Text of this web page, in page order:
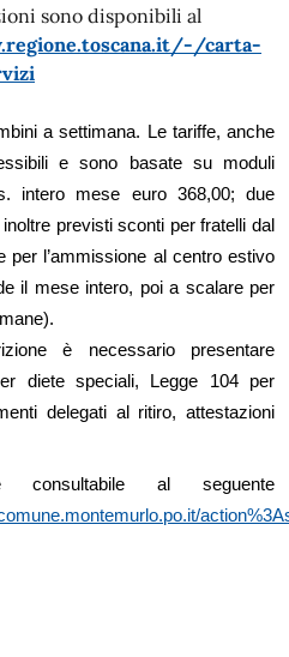
sono disponibili al
carta-
asettimana. Le tariffe,anche
e sono
basate su moduli
intero mese euro368,00;due
inoltre previsti sconti per fratelli dal
per l’ammissione al centro estivo
il mese intero, poi a scalare per
è necessario presentare
diete speciali, Legge 104 per
delegati al ritiro, attestazioni
al seguente